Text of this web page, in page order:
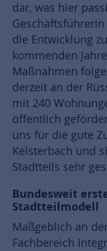
dar, was hier
die Entwicklung
kommenden
Maßnahmen
derzeit an der
mit 240
öffentlich
uns für die gute
Kelsterbach und
Stadtteils sehr
Bundesweit
Stadtteilmodell
Maßgeblich an
Fachbereich